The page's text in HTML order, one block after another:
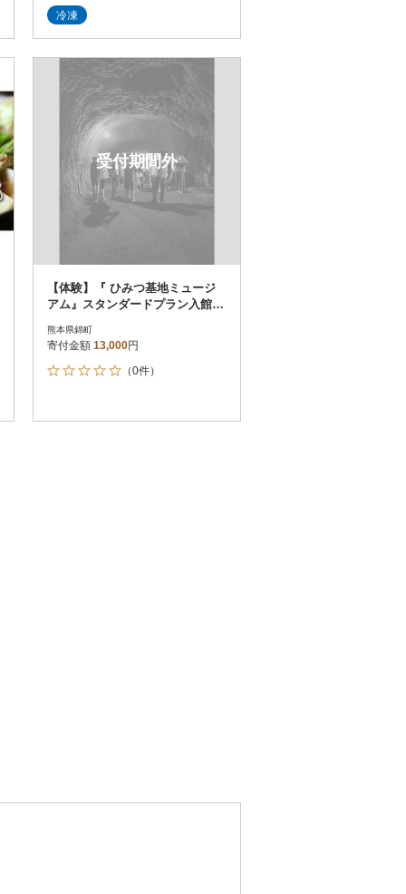
冷凍
受付期間外
【体験】『 ひみつ基地ミュージ
アム』スタンダードプラン入館チ
食)
熊本県錦町
寄付金額 13,000円
（0件）